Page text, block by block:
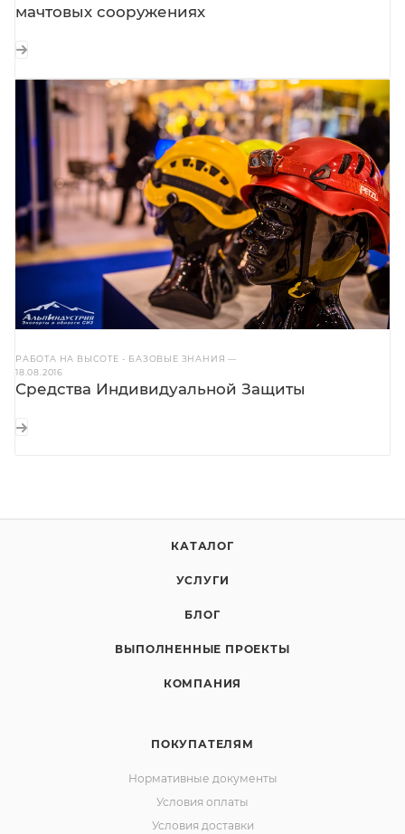
мачтовых сооружениях
РАБОТА НА ВЫСОТЕ - БАЗОВЫЕ ЗНАНИЯ—
18.08.2016
Средства Индивидуальной Защиты
КАТАЛОГ
УСЛУГИ
БЛОГ
ВЫПОЛНЕННЫЕ ПРОЕКТЫ
КОМПАНИЯ
ПОКУПАТЕЛЯМ
Нормативные документы
Условия оплаты
Условия доставки